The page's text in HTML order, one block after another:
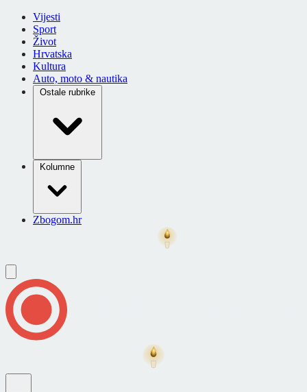
Vijesti
Sport
Život
Hrvatska
Kultura
Auto, moto & nautika
Ostale rubrike
Kolumne
Zbogom.hr